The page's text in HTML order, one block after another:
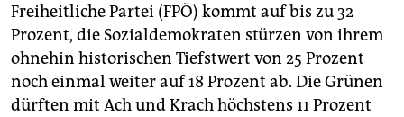
Freiheitliche Partei (FPÖ) kommt auf bis zu 32
Prozent, die Sozialdemokraten stürzen von ihrem
ohnehin historischen Tiefstwert von 25 Prozent
noch einmal weiter auf 18 Prozent ab. Die Grünen
dürften mit Ach und Krach höchstens 11 Prozent